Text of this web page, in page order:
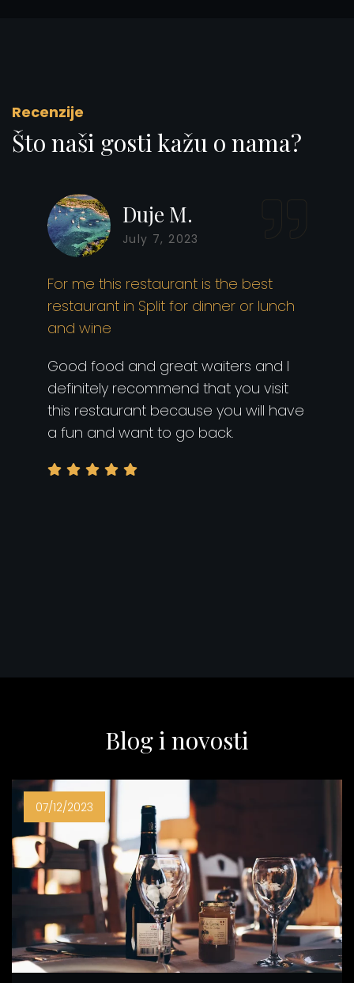
Recenzije
Što naši gosti kažu o nama?
Duje M.
July 7, 2023
For me this restaurant is the best
restaurant in Split for dinner or lunch
and wine
Good food and great waiters and I
definitely recommend that you visit
this restaurant because you will have
a fun and want to go back.
Blog i novosti
07/12/2023